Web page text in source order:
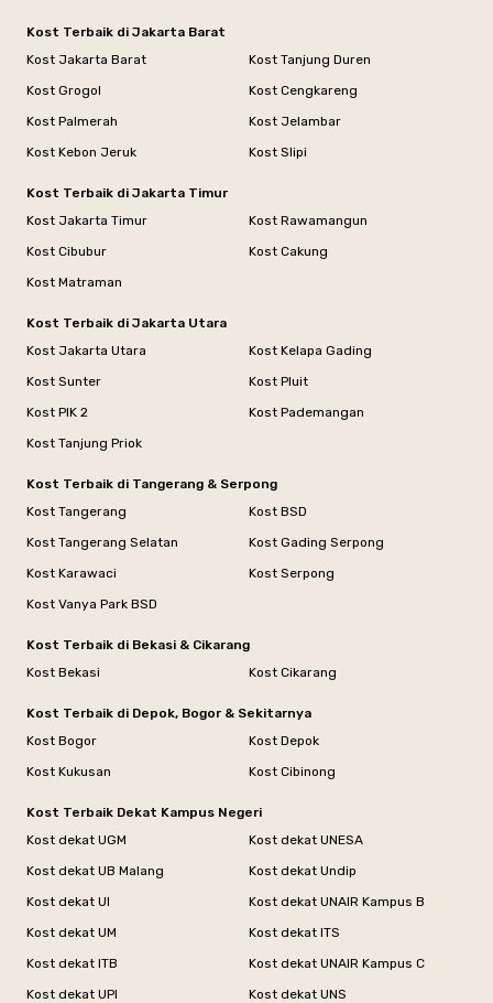
Kost Terbaik di Jakarta Barat
Kost Jakarta Barat
Kost Tanjung Duren
Kost Grogol
Kost Cengkareng
Kost Palmerah
Kost Jelambar
Kost Kebon Jeruk
Kost Slipi
Kost Terbaik di Jakarta Timur
Kost Jakarta Timur
Kost Rawamangun
Kost Cibubur
Kost Cakung
Kost Matraman
Kost Terbaik di Jakarta Utara
Kost Jakarta Utara
Kost Kelapa Gading
Kost Sunter
Kost Pluit
Kost PIK 2
Kost Pademangan
Kost Tanjung Priok
Kost Terbaik di Tangerang & Serpong
Kost Tangerang
Kost BSD
Kost Tangerang Selatan
Kost Gading Serpong
Kost Karawaci
Kost Serpong
Kost Vanya Park BSD
Kost Terbaik di Bekasi & Cikarang
Kost Bekasi
Kost Cikarang
Kost Terbaik di Depok, Bogor & Sekitarnya
Kost Bogor
Kost Depok
Kost Kukusan
Kost Cibinong
Kost Terbaik Dekat Kampus Negeri
Kost dekat UGM
Kost dekat UNESA
Kost dekat UB Malang
Kost dekat Undip
Kost dekat UI
Kost dekat UNAIR Kampus B
Kost dekat UM
Kost dekat ITS
Kost dekat ITB
Kost dekat UNAIR Kampus C
Kost dekat UPI
Kost dekat UNS